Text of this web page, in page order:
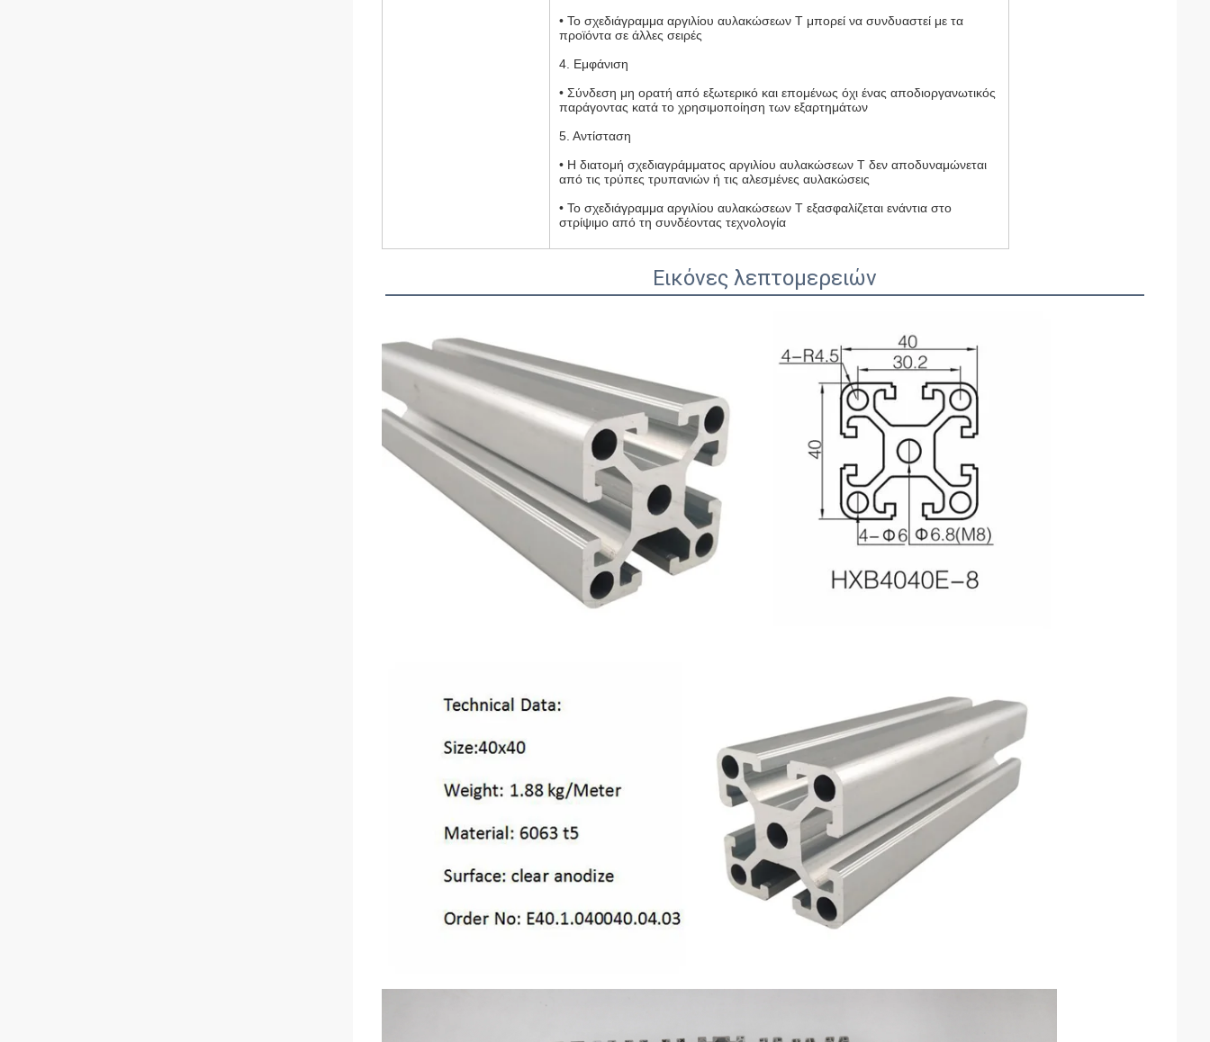
• Το σχεδιάγραμμα αργιλίου αυλακώσεων Τ μπορεί να συνδυαστεί με τα
προϊόντα σε άλλες σειρές
4. Εμφάνιση
• Σύνδεση μη ορατή από εξωτερικό και επομένως όχι ένας αποδιοργανωτικός
παράγοντας κατά το χρησιμοποίηση των εξαρτημάτων
5. Αντίσταση
• Η διατομή σχεδιαγράμματος αργιλίου αυλακώσεων Τ δεν αποδυναμώνεται
από τις τρύπες τρυπανιών ή τις αλεσμένες αυλακώσεις
• Το σχεδιάγραμμα αργιλίου αυλακώσεων Τ εξασφαλίζεται ενάντια στο
στρίψιμο από τη συνδέοντας τεχνολογία
Εικόνες λεπτομερειών